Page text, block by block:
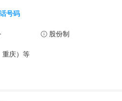
号码
股份制
重庆）等